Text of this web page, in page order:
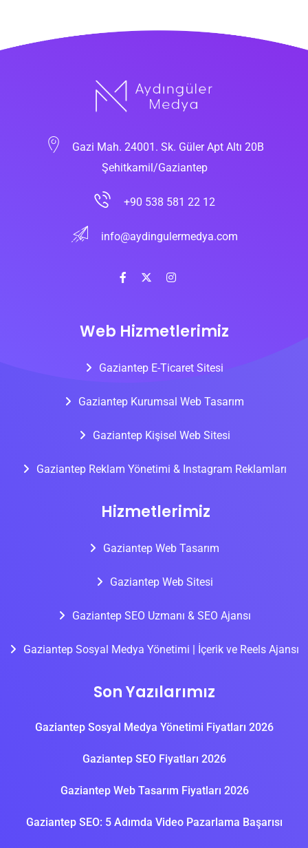
Gazi Mah. 24001. Sk. Güler Apt Altı 20B
Şehitkamil/Gaziantep
+90 538 581 22 12
info@aydingulermedya.com
Web Hizmetlerimiz
Gaziantep E-Ticaret Sitesi
Gaziantep Kurumsal Web Tasarım
Gaziantep Kişisel Web Sitesi
Gaziantep Reklam Yönetimi & Instagram Reklamları
Hizmetlerimiz
Gaziantep Web Tasarım
Gaziantep Web Sitesi
Gaziantep SEO Uzmanı & SEO Ajansı
Gaziantep Sosyal Medya Yönetimi | İçerik ve Reels Ajansı
Son Yazılarımız
Gaziantep Sosyal Medya Yönetimi Fiyatları 2026
Gaziantep SEO Fiyatları 2026
Gaziantep Web Tasarım Fiyatları 2026
Gaziantep SEO: 5 Adımda Video Pazarlama Başarısı